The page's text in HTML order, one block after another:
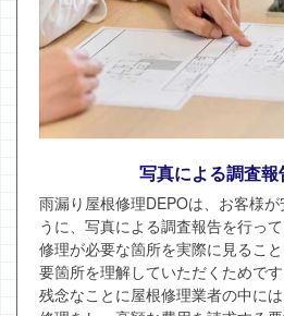
写真による調査
雨漏り屋根修理DEPOは、お客様
うに、写真による調査報告を行って
修理が必要な箇所を実際に見るこ
要箇所を理解していただくためです
残念なことに屋根修理業者の中に